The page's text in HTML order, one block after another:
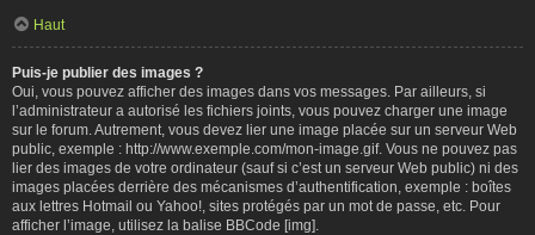
Haut
Puis-je publier des images ?
Oui, vous pouvez afficher des images dans vos messages. Par ailleurs, si
l’administrateur a autorisé les fichiers joints, vous pouvez charger une image
sur le forum. Autrement, vous devez lier une image placée sur un serveur Web
public, exemple : http://www.exemple.com/mon-image.gif. Vous ne pouvez pas
lier des images de votre ordinateur (sauf si c’est un serveur Web public) ni des
images placées derrière des mécanismes d’authentification, exemple : boîtes
aux lettres Hotmail ou Yahoo!, sites protégés par un mot de passe, etc. Pour
afficher l’image, utilisez la balise BBCode [img].